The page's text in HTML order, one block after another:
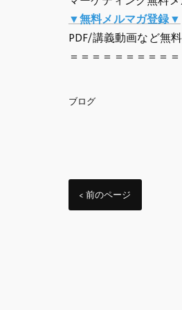
▼無料メルマガ登録▼
PDF/講義動画など無
＝＝＝＝＝＝＝＝＝
ブログ
< 前のページ